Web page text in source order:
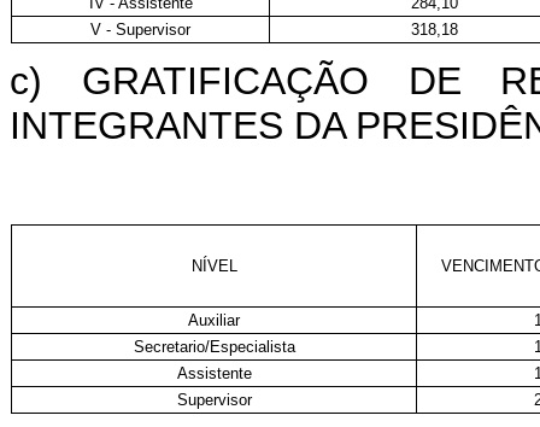
V - Supervisor
318,18
c) GRATIFICAÇÃO DE
INTEGRANTES DA
NÍVEL
Auxiliar
Secretario/Especialista
Assistente
Supervisor